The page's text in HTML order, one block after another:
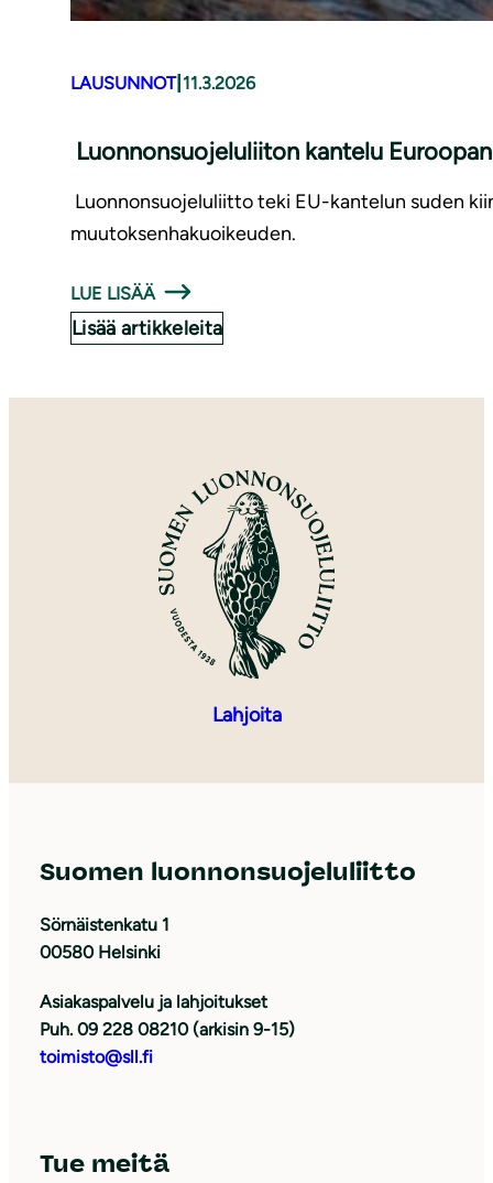
LAUSUNNOT| 11.3.2026
Luonnonsuojeluliiton kantelu
Luonnonsuojeluliitto teki EU-kantelun suden
muutoksenhakuoikeuden.
LUE LISÄÄ
Lisää artikkeleita
Lahjoita
Suomen luonnonsuojeluliitto
Sörnäistenkatu 1
00580 Helsinki
Asiakaspalvelu ja lahjoitukset
Puh. 09 228 08210 (arkisin 9-15)
toimisto@sll.fi
Tue meitä